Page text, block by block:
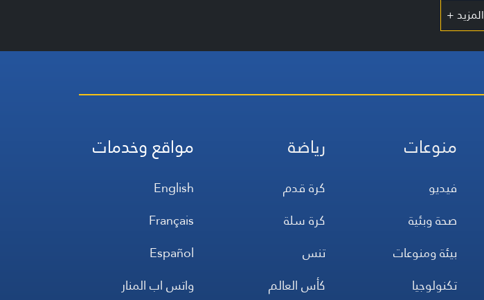
المزيد +
منوعات
فيديو
صحة وبئية
بيئة ومنوعات
تكنولوجيا
رياضة
كرة قدم
كرة سلة
تنس
كأس العالم
مواقع وخدمات
English
Français
Español
واتس اب المنار